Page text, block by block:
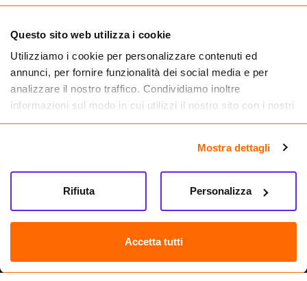
Questo sito web utilizza i cookie
Utilizziamo i cookie per personalizzare contenuti ed
annunci, per fornire funzionalità dei social media e per
analizzare il nostro traffico. Condividiamo inoltre
informazioni sul modo in cui utilizzi il nostro sito con i nostri
partner che si occupano di analisi dei dati web, pubblicità e
informazioni che hai fornito loro o che hanno raccolto dal
tuo utilizzo dei loro servizi.
Mostra dettagli
Accetta tutti
Personalizza
Rifiuta
Farma.it S.a.s. P. IVA 07417261216 REA: NA-884088
CREDITS
Sede legale Via delle Repubbliche Marinare 128, 80147 Napoli